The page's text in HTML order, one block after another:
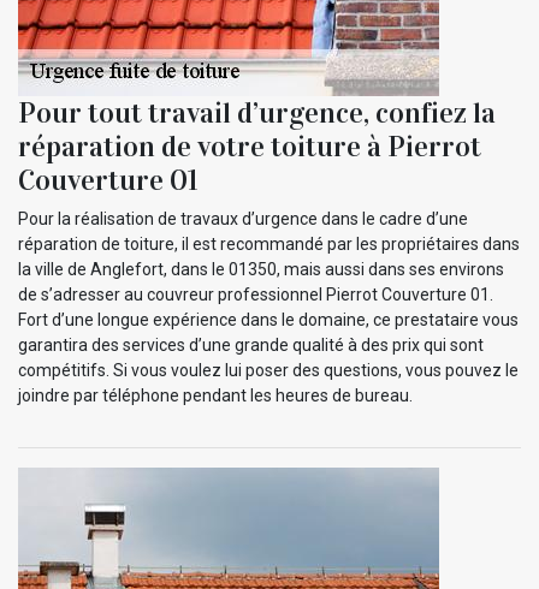
Pour tout travail d’urgence, confiez la
réparation de votre toiture à Pierrot
Couverture 01
Pour la réalisation de travaux d’urgence dans le cadre d’une
réparation de toiture, il est recommandé par les propriétaires dans
la ville de Anglefort, dans le 01350, mais aussi dans ses environs
de s’adresser au couvreur professionnel Pierrot Couverture 01.
Fort d’une longue expérience dans le domaine, ce prestataire vous
garantira des services d’une grande qualité à des prix qui sont
compétitifs. Si vous voulez lui poser des questions, vous pouvez le
joindre par téléphone pendant les heures de bureau.